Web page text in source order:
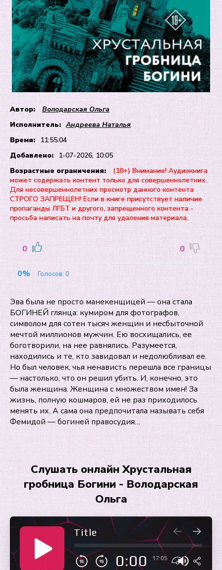
Автор:
Володарская Ольга
Исполнитель: Андреева Наталья
Время:
11:55:04
Добавлено:
1-07-2026, 10:05
Возрастные ограничения:
(18+) Внимание! Аудиокнига
может содержать контент только для совершеннолетних.
Для несовершеннолетних просмотр данного контента
СТРОГО ЗАПРЕЩЕН! Если в книге присутствует наличие
пропаганды ЛГБТ и другого, запрещенного контента -
просьба написать на почту для удаления материала.
0 0
0% Голосов: 0
Эва была не просто манекенщицей — она стала
БОГИНЕЙ глянца: кумиром для фотографов,
символом для сотен тысяч женщин и несбыточной
мечтой миллионов мужчин. Ею восхищались, ее
боготворили, на нее равнялись. Разумеется,
находились и те, кто завидовал и недолюбливал ее.
Но был человек, чья ненависть перешла все границы
— настолько, что он решил убить. И, конечно, это
была женщина. Женщина с множеством имен! За
жизнь, полную кошмаров, ей не раз приходилось
менять их. А сама она предпочитала называть себя
Фемидой — богиней правосудия…
Слушать онлайн Хрустальная
гробница Богини - Володарская
Ольга
Title
0:00 17:05